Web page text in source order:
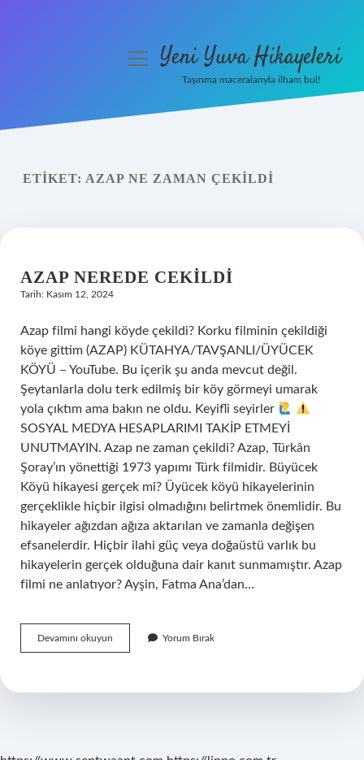
Yasal Uyarı
menüyüYeni Yuva Hikayeleri
Taşınma maceralarıyla ilham bul!
ETIKET: AZAP NE ZAMAN ÇEKILDI
AZAP NEREDE CEKILDI
Tarih: Kasım 12, 2024
Azap filmi hangi köyde çekildi? Korku filminin çekildiği
köye gittim (AZAP) KÜTAHYA/TAVŞANLI/ÜYÜCEK
KÖYÜ – YouTube. Bu içerik şu anda mevcut değil.
Şeytanlarla dolu terk edilmiş bir köy görmeyi umarak
yola çıktım ama bakın ne oldu. Keyifli seyirler
SOSYAL MEDYA HESAPLARIMI TAKİP ETMEYİ
UNUTMAYIN. Azap ne zaman çekildi? Azap, Türkân
Şoray’ın yönettiği 1973 yapımı Türk filmidir. Büyücek
Köyü hikayesi gerçek mi? Üyücek köyü hikayelerinin
gerçeklikle hiçbir ilgisi olmadığını belirtmek önemlidir. Bu
hikayeler ağızdan ağıza aktarılan ve zamanla değişen
efsanelerdir. Hiçbir ilahi güç veya doğaüstü varlık bu
hikayelerin gerçek olduğuna dair kanıt sunmamıştır. Azap
filmi ne anlatıyor? Ayşin, Fatma Ana’dan…
Devamını okuyun
Nerede
Yorum Bırak